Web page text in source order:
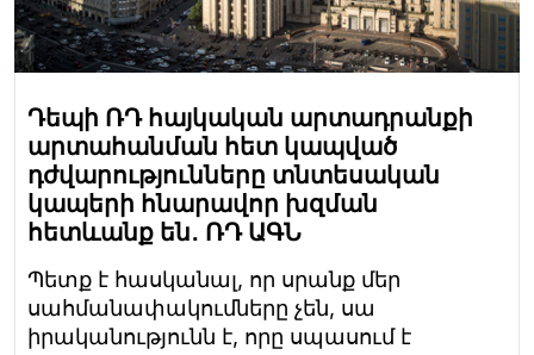
Դեպի ՌԴ հայկական արտադրանքի
արտահանման հետ կապված
դժվարությունները տնտեսական
կապերի հնարավոր խզման
հետևանք են․ ՌԴ ԱԳՆ
Պետք է հասկանալ, որ սրանք մեր
սահմանափակումները չեն, սա
իրականությունն է, որը սպասում է